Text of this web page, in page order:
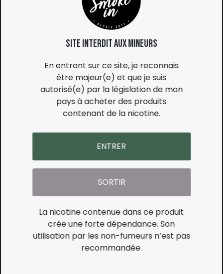
Site interdit aux mineurs
En entrant sur ce site, je reconnais
être majeur(e) et que je suis
autorisé(e) par la législation de mon
pays à acheter des produits
contenant de la nicotine.
ENTRER
SORTIR
La nicotine contenue dans ce produit
crée une forte dépendance. Son
utilisation par les non-fumeurs n’est pas
recommandée.
Description
Le clearomiseur Z Nano 3 Geekvape est une
version aboutie de ses prédécesseurs en
Proposant un énorme réservoir de 5ml, il est
également doté d'un top cap coulissant et
d'un airflow situé en haut du clearomiseur.
Vous serez préservé des fuites !
Compatibles avec toutes les résistances B
(B Series, B MTL et B Boost Version), vous
aurez un grand choix de types de vape. Pour
équiper ce coffret, Geekvape a choisi les
valeurs en 0.2 et 0.4 ohm des Boost Version.
Le drip tip est de format 510. Un second drip
tip 510 élargi est également fourni pour